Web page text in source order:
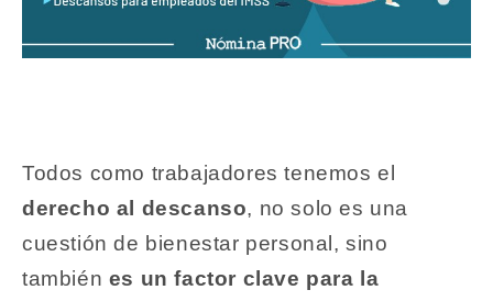
Todos como trabajadores tenemos el
derecho al descanso, no solo es una
cuestión de bienestar personal, sino
también es un factor clave para la